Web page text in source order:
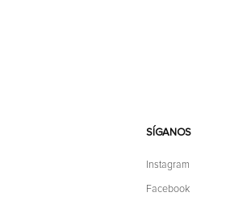
SÍGANOS
Instagram
Facebook